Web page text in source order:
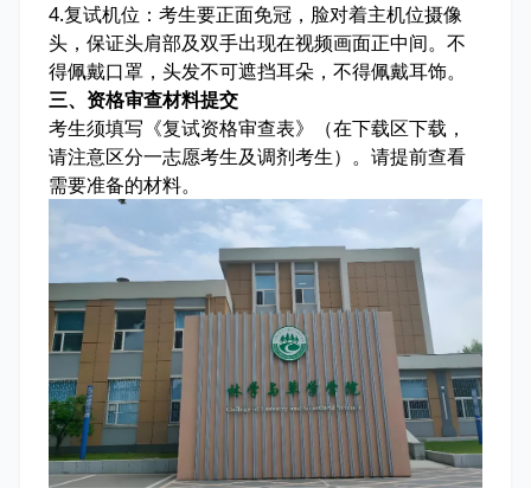
4.复试机位：考生要正面免冠，脸对着主机位摄像
头，保证头肩部及双手出现在视频画面正中间。不
得佩戴口罩，头发不可遮挡耳朵，不得佩戴耳饰。
三、资格审查材料提交
考生须填写《复试资格审查表》（在下载区下载，
请注意区分一志愿考生及调剂考生）。请提前查看
需要准备的材料。